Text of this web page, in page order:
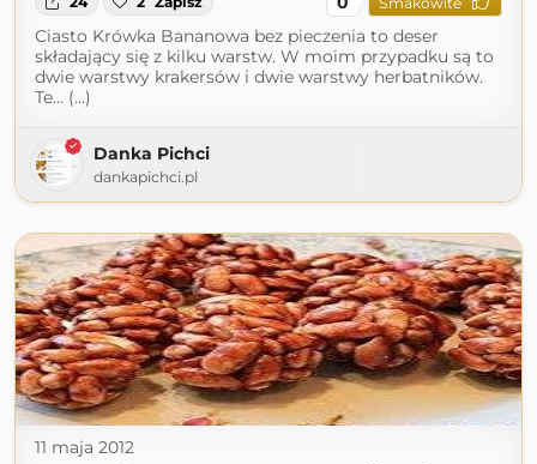
Ciasto Krówka Bananowa bez pieczenia to deser
składający się z kilku warstw. W moim przypadku są to
dwie warstwy krakersów i dwie warstwy herbatników.
Te… (...)
Danka Pichci
dankapichci.pl
11 maja 2012